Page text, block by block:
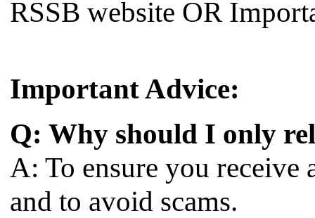
RSSB website OR
Important Advice:
Q: Why should I only
A: To ensure you receive
and to avoid scams.